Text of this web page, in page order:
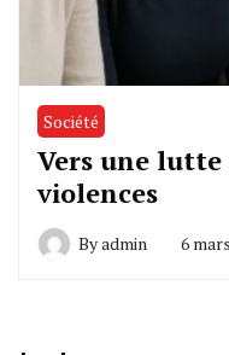
Société
Vers une
violences
Byadmin 6